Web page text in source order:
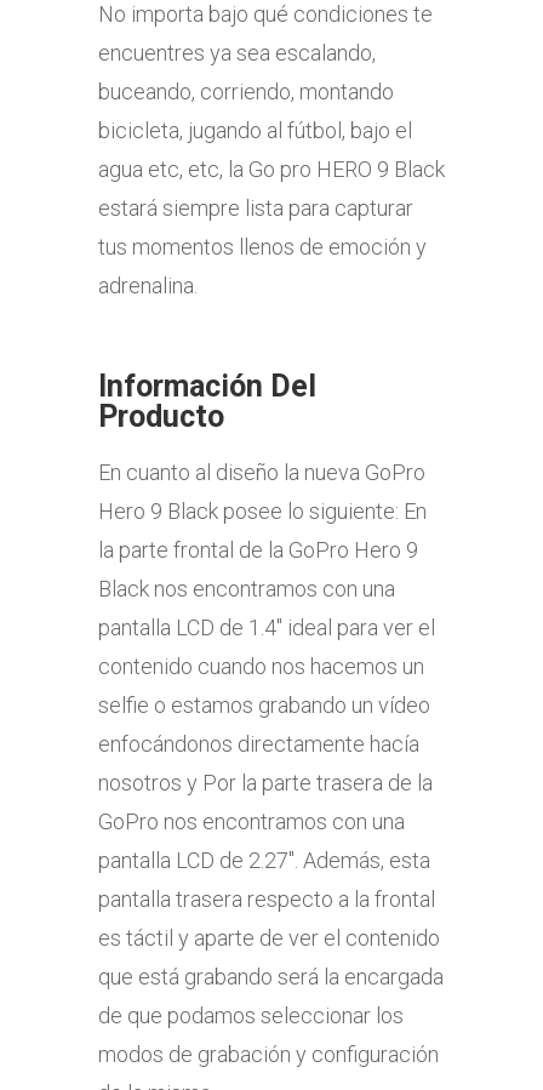
No importa bajo qué condiciones te
encuentres ya sea escalando,
buceando, corriendo, montando
bicicleta, jugando al fútbol, bajo el
agua etc, etc, la Go pro HERO 9 Black
estará siempre lista para capturar
tus momentos llenos de emoción y
adrenalina.
Información Del
Producto
En cuanto al diseño la nueva GoPro
Hero 9 Black posee lo siguiente: En
la parte frontal de la GoPro Hero 9
Black nos encontramos con una
pantalla LCD de 1.4″ ideal para ver el
contenido cuando nos hacemos un
selfie o estamos grabando un vídeo
enfocándonos directamente hacía
nosotros y Por la parte trasera de la
GoPro nos encontramos con una
pantalla LCD de 2.27″. Además, esta
pantalla trasera respecto a la frontal
es táctil y aparte de ver el contenido
que está grabando será la encargada
de que podamos seleccionar los
modos de grabación y configuración